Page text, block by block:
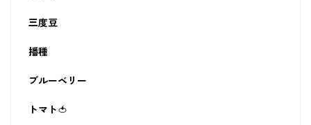
三度豆
播種
ブルーベリー
トマト🍅